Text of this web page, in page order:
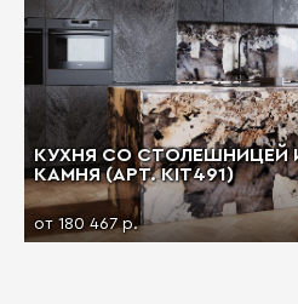
КУХНЯ СО СТОЛЕШНИЦЕЙ
КАМНЯ (АРТ. KIT491)
от 180 467 р.